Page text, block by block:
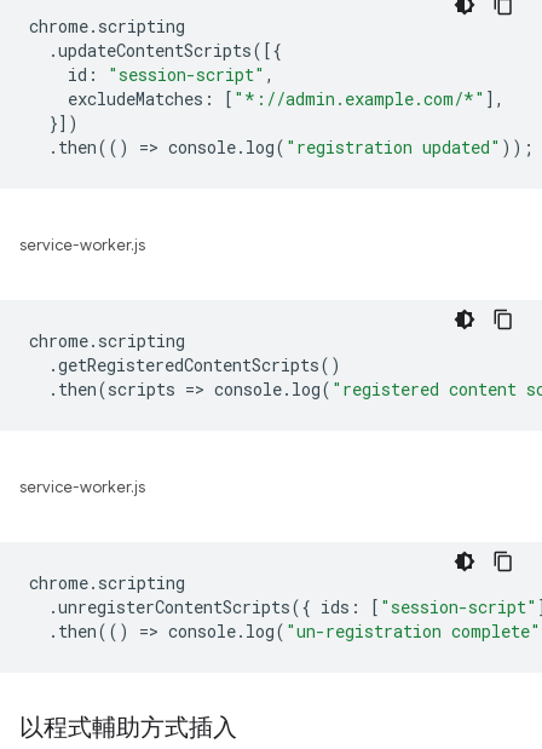
chrome. scripting
.updateContentScripts([{
id : "session-script" ,
excludeMatches : [ "*://admin.example.com/*" ],
}])
. then(() => console. log( "registration updated" ));
service-worker.js
chrome. scripting
.getRegisteredContentScripts()
. then(scripts => console. log( "registered content
service-worker.js
chrome. scripting
.unregisterContentScripts({ ids : [ "session-script"
. then(() => console. log( "un-registration complete"
以程式輔助方式插入